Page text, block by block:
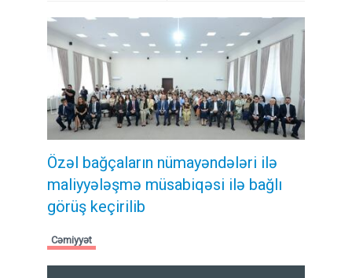
Özəl bağçaların nümayəndələri ilə
maliyyələşmə müsabiqəsi ilə bağlı
görüş keçirilib
Cəmiyyət